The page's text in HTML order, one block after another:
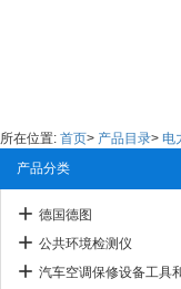
所在位置: 首页> 产品目录> 电
产品分类
德国德图
公共环境检测仪
汽车空调保修设备工具